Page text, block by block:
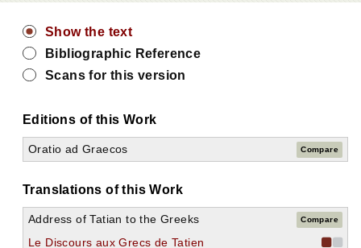
Show the text
Bibliographic Reference
Scans for this version
Editions of this Work
Oratio ad Graecos Compare
Translations of this Work
Address of Tatian to the Greeks Compare
Le Discours aux Grecs de Tatien